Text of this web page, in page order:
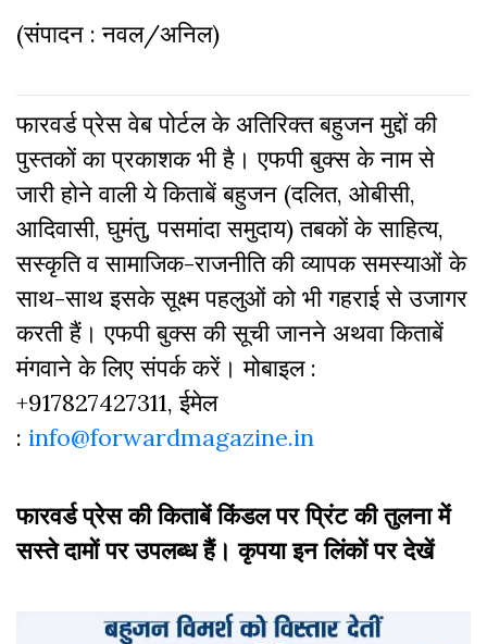
(संपादन : नवल/अनिल)
फारवर्ड प्रेस वेब पोर्टल के अतिरिक्‍त बहुजन मुद्दों की
पुस्‍तकों का प्रकाशक भी है। एफपी बुक्‍स के नाम से
जारी होने वाली ये किताबें बहुजन (दलित, ओबीसी,
आदिवासी, घुमंतु, पसमांदा समुदाय) तबकों के साहित्‍य,
सस्‍क‍ृति व सामाजिक-राजनीति की व्‍यापक समस्‍याओं के
साथ-साथ इसके सूक्ष्म पहलुओं को भी गहराई से उजागर
करती हैं। एफपी बुक्‍स की सूची जानने अथवा किताबें
मंगवाने के लिए संपर्क करें। मोबाइल :
+917827427311, ईमेल
: info@forwardmagazine.in
फारवर्ड प्रेस की किताबें किंडल पर प्रिंट की तुलना में
सस्ते दामों पर उपलब्ध हैं। कृपया इन लिंकों पर देखें